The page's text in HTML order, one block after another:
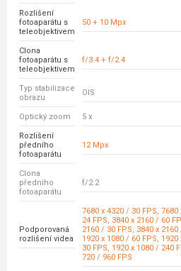
Rozlišení
fotoaparátu s
teleobjektivem
50 + 10 Mpx
Clona
fotoaparátu s
teleobjektivem
f/3.4 + f/2.4
Typ stabilizace
obrazu
OIS
Optický zoom 5 x
Rozlišení
předního
fotoaparátu
12 Mpx
Clona
předního
fotoaparátu
f/2.2
Podporovaná
rozlišení videa
7680 x 4320 / 30 FPS, 7680
24 FPS, 3840 x 2160 / 60
2160 / 30 FPS, 3840 x 2160
1920 x 1080 / 60 FPS, 1920
30 FPS, 1920 x 1080 / 240
720 / 960 FPS